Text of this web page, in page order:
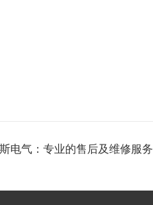
电气：专业的售后及维修服务